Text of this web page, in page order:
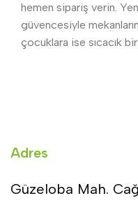
hemen sipariş verin.
güvencesiyle
çocuklara ise sıcacık
Adres
Güzeloba Mah.